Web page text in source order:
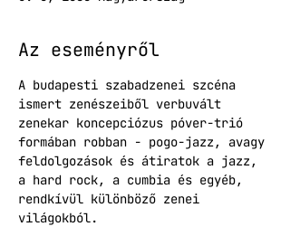
Az eseményről
A budapesti szabadzenei szcéna
ismert zenészeiből verbuvált
zenekar koncepciózus póver-trió
formában robban - pogo-jazz, avagy
feldolgozások és átiratok a jazz,
a hard rock, a cumbia és egyéb,
rendkívül különböző zenei
világokból.